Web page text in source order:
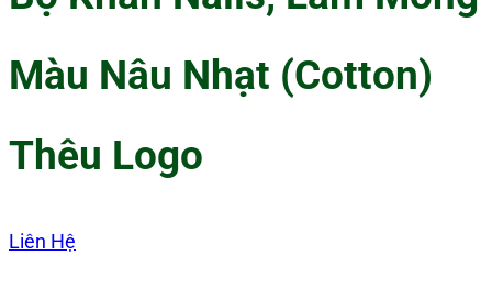
Màu Nâu Nhạt (Cotton)
Thêu Logo
Liên Hệ